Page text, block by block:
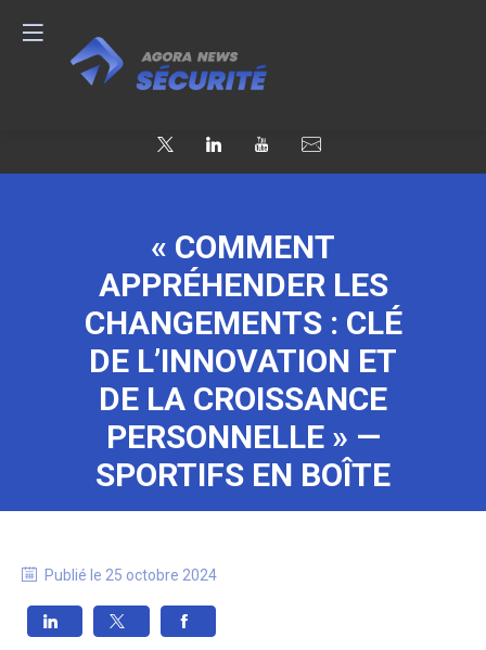
« COMMENT
APPRÉHENDER LES
CHANGEMENTS : CLÉ
DE L’INNOVATION ET
DE LA CROISSANCE
PERSONNELLE » —
SPORTIFS EN BOÎTE
Publié le 25 octobre 2024